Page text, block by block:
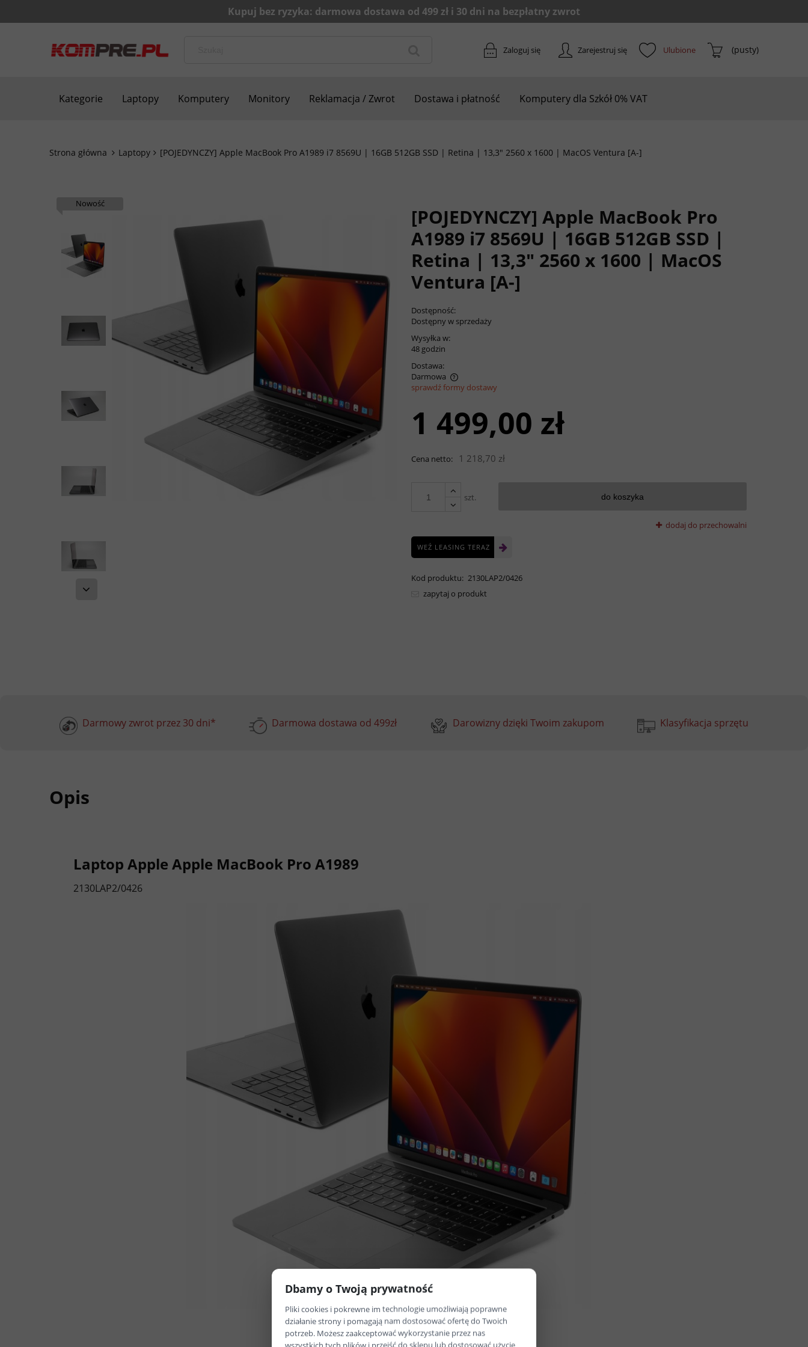
Zarejestruj się
Zaloguj się (pusty)
Kategorie Laptopy Komputery Monitory Reklamacja / Zwrot Dostawa i płatność Komputery dla Szkół 0% VAT
Strona główna Laptopy [POJEDYNCZY] Apple MacBook Pro A1989 i7 8569U | 16GB 512GB SSD | Retina | 13,3" 2560 x 1600 | MacOS Ventura [A-]
[POJEDYNCZY] Apple MacBook Pro
A1989 i7 8569U | 16GB 512GB SSD |
Retina | 13,3" 2560 x 1600 | MacOS
Ventura [A-]
Nowość
Dostępność:
Dostępny w sprzedaży
Wysyłka w:
48 godzin
Dostawa:
Darmowa
Cena nie zawiera
ewentualnych kosztów płatności
sprawdź formy dostawy
1 499,00 zł
Cena netto: 1 218,70 zł
szt. do koszyka
dodaj do przechowalni
WEŹ LEASING TERAZ
Kod produktu: 2130LAP2/0426
zapytaj o produkt
Darmowy zwrot przez 30 dni* Darmowa dostawa od 499zł Darowizny dzięki Twoim zakupom Klasyfikacja sprzętu
Opis
Laptop Apple Apple MacBook Pro A1989
2130LAP2/0426
Dbamy o Twoją prywatność
Pliki cookies i pokrewne im technologie umożliwiają poprawne
działanie strony i pomagają nam dostosować ofertę do Twoich
potrzeb. Możesz zaakceptować wykorzystanie przez nas